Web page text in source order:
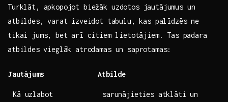
Turklāt, apkopojot biežāk uzdotos jautājumus un ​
atbildes,⁤ varat izveidot⁢ tabulu, ‍kas palīdzēs ne
tikai jums, ‍bet⁣ arī citiem ⁤lietotājiem. Tas padara
atbildes ⁣vieglāk atrodamas un saprotamas:
Jautājums Atbilde
Kā uzlabot
sarunājieties atklāti ‍un​